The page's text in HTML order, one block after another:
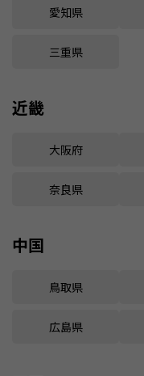
愛知県
三重県
近畿
大阪府
奈良県
中国
鳥取県
広島県